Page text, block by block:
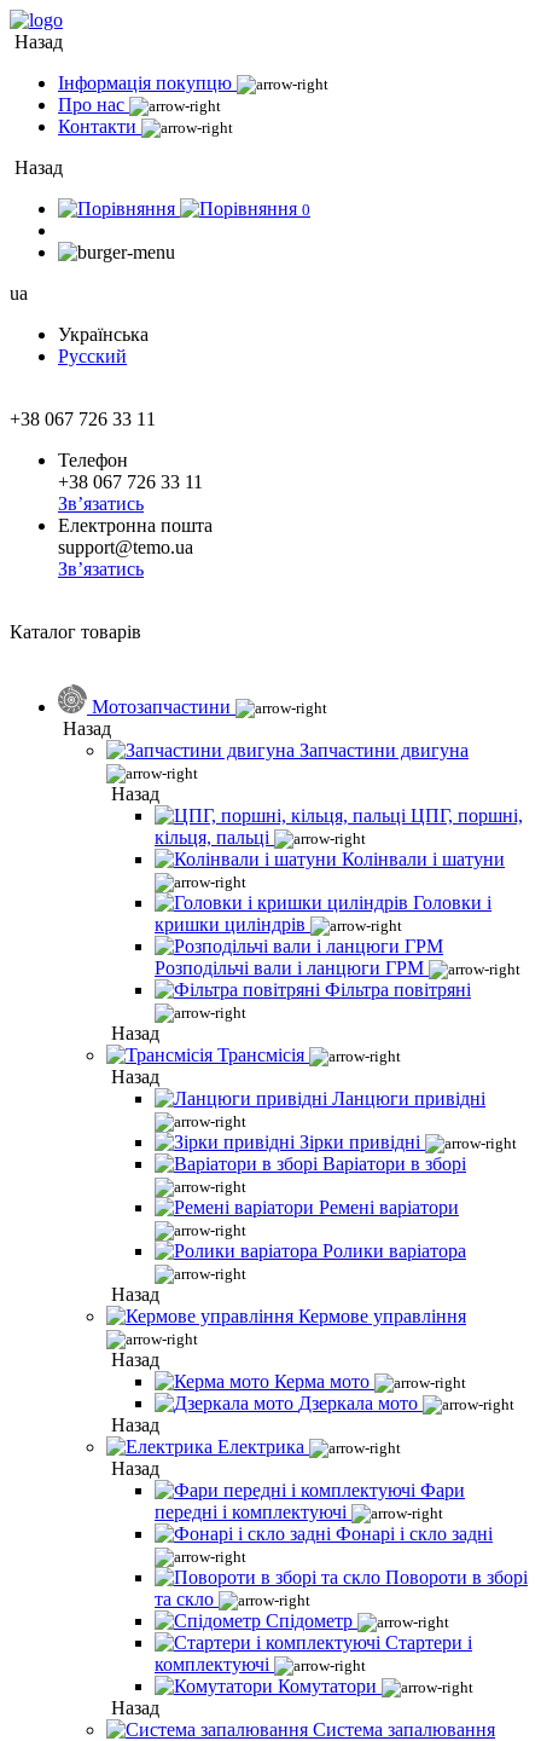
Назад
Інформація покупцю
Про нас
Контакти
Назад
0
ua
Українська
Русский
+38 067 726 33 11
Телефон
+38 067 726 33 11
Зв’язатись
Електронна пошта
support@temo.ua
Зв’язатись
Каталог товарів
Мотозапчастини
Назад
Запчастини двигуна
Назад
ЦПГ, поршні,
кільця, пальці
Колінвали і шатуни
Головки і
кришки циліндрів
Розподільчі вали і ланцюги ГРМ
Фільтра повітряні
Назад
Трансмісія
Назад
Ланцюги привідні
Зірки привідні
Варіатори в зборі
Ремені варіатори
Ролики варіатора
Назад
Кермове управління
Назад
Керма мото
Дзеркала мото
Назад
Електрика
Назад
Фари
передні і комплектуючі
Фонарі і скло задні
Повороти в зборі
та скло
Спідометр
Стартери і
комплектуючі
Комутатори
Назад
Система запалювання